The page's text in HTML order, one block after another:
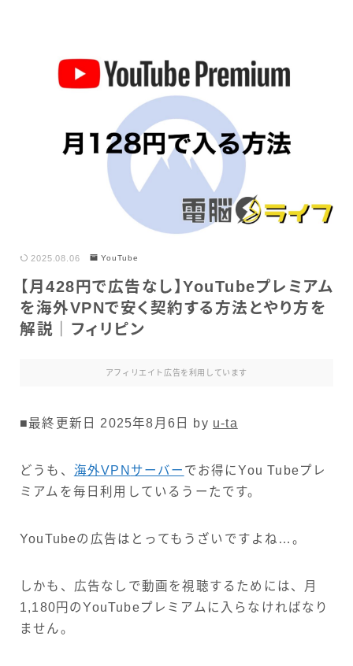
2025.08.06 YouTube
【月428円で広告なし】YouTubeプレミアム
を海外VPNで安く契約する方法とやり方を
解説｜フィリピン
アフィリエイト広告を利用しています
■最終更新日 2025年8月6日 by u-ta
どうも、 海外VPN サーバー でお得にYou Tubeプレ
ミアムを毎日利用しているうーたです。
YouTubeの広告はとってもうざいですよね…。
しかも、広告なしで動画を視聴するためには、月
1,180円のYouTubeプレミアムに入らなければなり
ません。